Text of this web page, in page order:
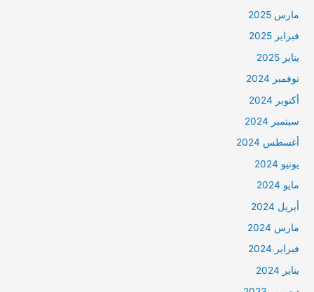
مارس 2025
فبراير 2025
يناير 2025
نوفمبر 2024
أكتوبر 2024
سبتمبر 2024
أغسطس 2024
يونيو 2024
مايو 2024
أبريل 2024
مارس 2024
فبراير 2024
يناير 2024